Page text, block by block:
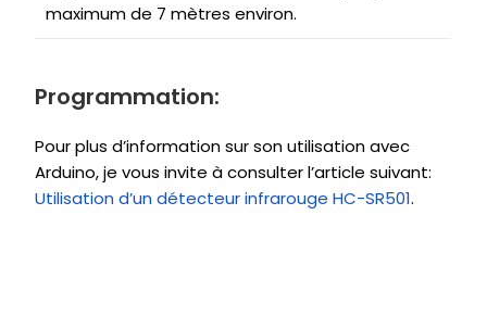
maximum de 7 mètres environ.
Programmation:
Pour plus d’information sur son utilisation avec
Arduino, je vous invite à consulter l’article suivant:
Utilisation d’un détecteur infrarouge HC-SR501.